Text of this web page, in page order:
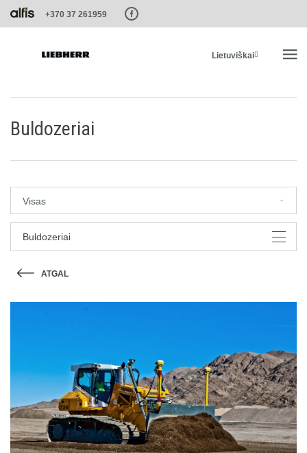
Paste this code as high in the of the page as possible:
+370 37 261959
Lietuviškai
PASLAUGOS IR SPRENDIMAI
KARJEROS GALIMYBĖS
APIE MUS
Buldozeriai
Visas
Buldozeriai
ATGAL